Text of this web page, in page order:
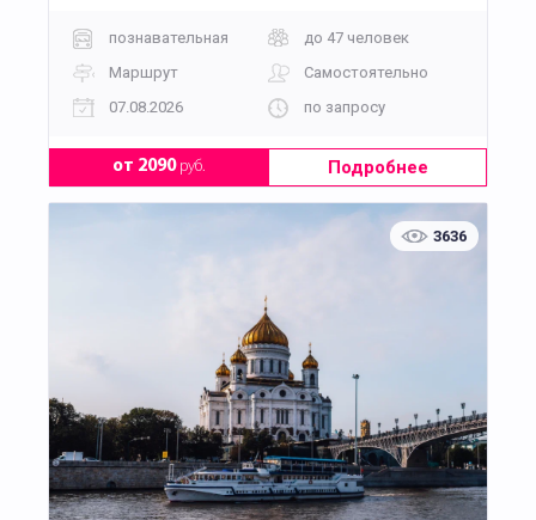
познавательная
до 47 человек
Маршрут
Самостоятельно
07.08.2026
по запросу
от 2090руб. Подробнее
3636